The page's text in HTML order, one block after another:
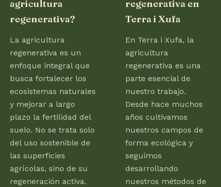
agricultura
regenerativa?
La agricultura
regenerativa es un
enfoque integral que
busca fortalecer los
ecosistemas naturales
y mejorar a largo
plazo la fertilidad del
suelo. No se trata solo
del uso sostenible de
las superficies
agrícolas, sino de su
regeneración activa.
regenerativa en
Terra i Xufa
En Terra i Xufa, la
agricultura
regenerativa es una
parte esencial de
nuestro trabajo.
Desde hace muchos
años cultivamos
nuestros campos de
forma ecológica y
seguimos
desarrollando
nuestros métodos de